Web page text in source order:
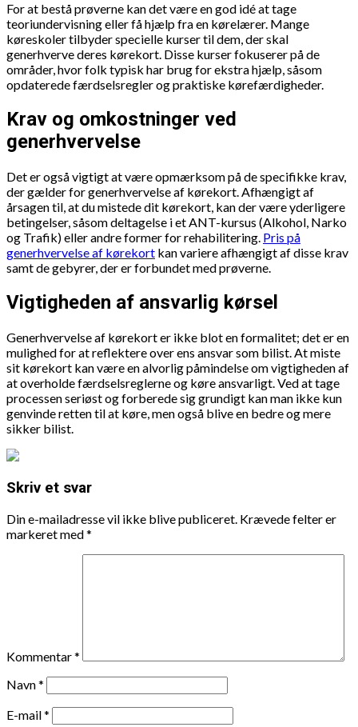
For at bestå prøverne kan det være en god idé at tage
teoriundervisning eller få hjælp fra en kørelærer. Mange
køreskoler tilbyder specielle kurser til dem, der skal
generhverve deres kørekort. Disse kurser fokuserer på de
områder, hvor folk typisk har brug for ekstra hjælp, såsom
opdaterede færdselsregler og praktiske kørefærdigheder.
Krav og omkostninger ved
generhvervelse
Det er også vigtigt at være opmærksom på de specifikke krav,
der gælder for generhvervelse af kørekort. Afhængigt af
årsagen til, at du mistede dit kørekort, kan der være yderligere
betingelser, såsom deltagelse i et ANT-kursus (Alkohol, Narko
og Trafik) eller andre former for rehabilitering. Pris på
generhvervelse af kørekort kan variere afhængigt af disse krav
samt de gebyrer, der er forbundet med prøverne.
Vigtigheden af ansvarlig kørsel
Generhvervelse af kørekort er ikke blot en formalitet; det er en
mulighed for at reflektere over ens ansvar som bilist. At miste
sit kørekort kan være en alvorlig påmindelse om vigtigheden af
at overholde færdselsreglerne og køre ansvarligt. Ved at tage
processen seriøst og forberede sig grundigt kan man ikke kun
genvinde retten til at køre, men også blive en bedre og mere
sikker bilist.
Skriv et svar
Din e-mailadresse vil ikke blive publiceret. Krævede felter er
markeret med*
Kommentar*
Navn*
E-mail*